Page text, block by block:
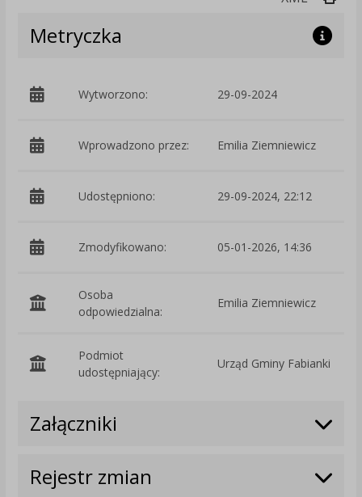
Metryczka
Wytworzono: 29-09-2024
Wprowadzono przez: Emilia Ziemniewicz
Udostępniono: 29-09-2024, 22:12
Zmodyfikowano: 05-01-2026, 14:36
Osoba
odpowiedzialna:
Emilia Ziemniewicz
Podmiot
udostępniający:
Urząd Gminy Fabianki
Załączniki
Rejestr zmian